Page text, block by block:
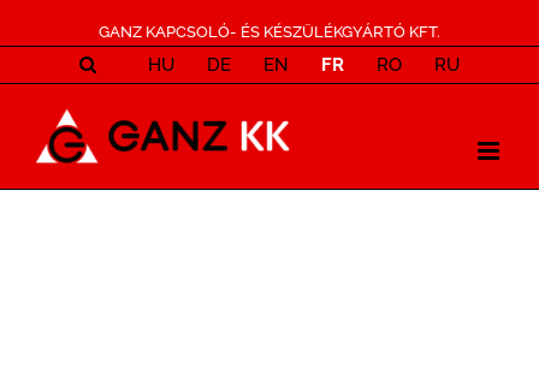
GANZ KAPCSOLÓ- ÉS KÉSZÜLÉKGYÁRTÓ KFT.
HU DE EN FR RO RU